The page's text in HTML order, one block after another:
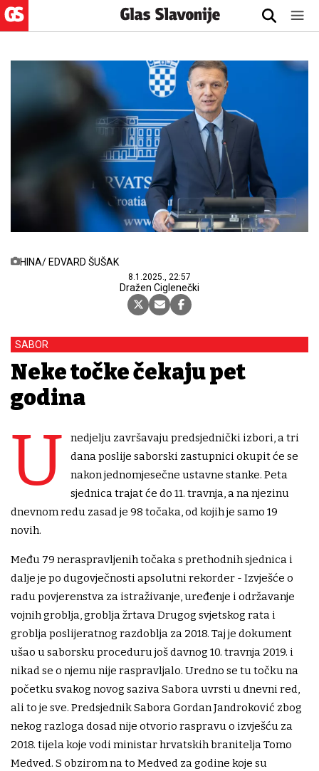
HINA/ EDVARD ŠUŠAK
8.1.2025., 22:57
Dražen Ciglenečki
SABOR
Neke točke čekaju pet
godina
U
nedjelju završavaju predsjednički izbori, a tri
dana poslije saborski zastupnici okupit će se
nakon jednomjesečne ustavne stanke. Peta
sjednica trajat će do 11. travnja, a na njezinu
dnevnom redu zasad je 98 točaka, od kojih je samo 19
novih.
Među 79 neraspravljenih točaka s prethodnih sjednica i
dalje je po dugovječnosti apsolutni rekorder - Izvješće o
radu povjerenstva za istraživanje, uređenje i održavanje
vojnih groblja, groblja žrtava Drugog svjetskog rata i
groblja poslijeratnog razdoblja za 2018. Taj je dokument
ušao u saborsku proceduru još davnog 10. travnja 2019. i
nikad se o njemu nije raspravljalo. Uredno se tu točku na
početku svakog novog saziva Sabora uvrsti u dnevni red,
ali to je sve. Predsjednik Sabora Gordan Jandroković zbog
nekog razloga dosad nije otvorio raspravu o izvješću za
2018. tijela koje vodi ministar hrvatskih branitelja Tomo
Medved. S obzirom na to Medved za godine koje su